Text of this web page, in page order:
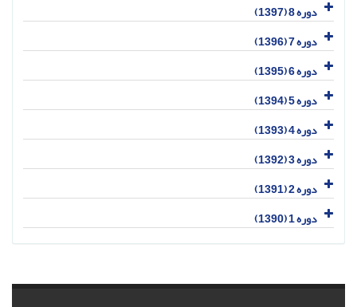
دوره 8 (1397)
دوره 7 (1396)
دوره 6 (1395)
دوره 5 (1394)
دوره 4 (1393)
دوره 3 (1392)
دوره 2 (1391)
دوره 1 (1390)